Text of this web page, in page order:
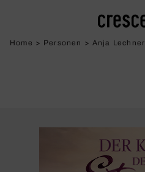
Home > Personen > Anja Lechner